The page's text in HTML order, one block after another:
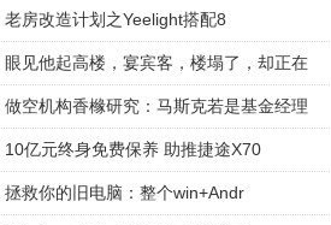
老房改造计划之Yeelight搭配8
眼见他起高楼，宴宾客，楼塌了，却正在
做空机构香橼研究：马斯克若是基金经理
10亿元终身免费保养 助推捷途X70
拯救你的旧电脑：整个win+Andr